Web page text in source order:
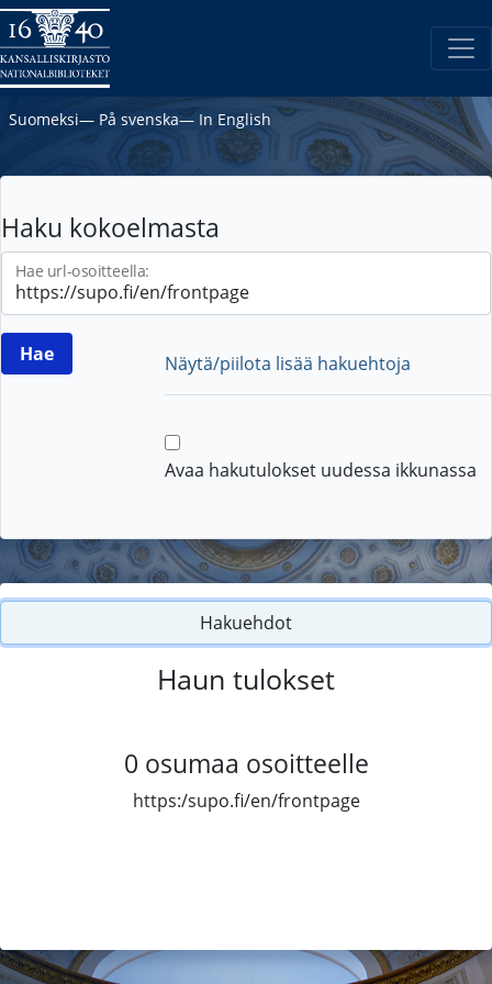
Suomeksi― På svenska― In English
Haku kokoelmasta
Hae url-osoitteella:
Näytä/piilota lisää hakuehtoja
Avaa hakutulokset uudessa ikkunassa
Hakuehdot
Haun tulokset
0 osumaa osoitteelle
https:/supo.fi/en/frontpage